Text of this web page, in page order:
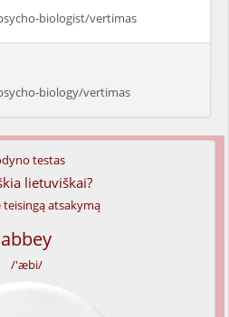
biologist/vertimas
biology/vertimas
testas
lietuviškai?
teisingą atsakymą
abbey
/'æbi/